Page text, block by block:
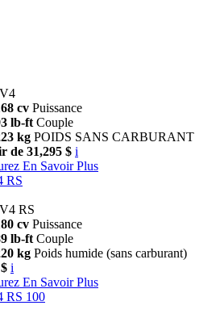
cv Puissance
lb-ft Couple
kg POIDS SANS CARBURANT
de 31,295 $ i
En Savoir Plus
RS
RS
cv Puissance
lb-ft Couple
kg Poids humide (sans carburant)
i
En Savoir Plus
RS 100